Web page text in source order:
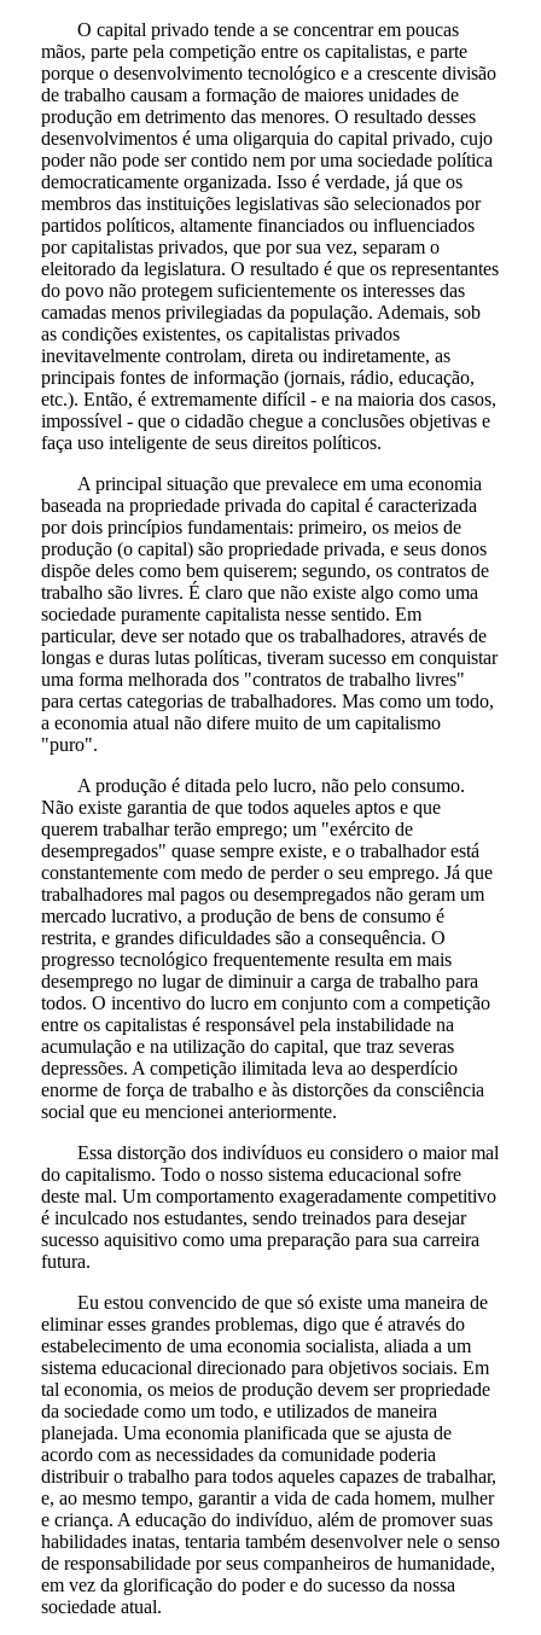
O capital privado tende a se concentrar em poucas
mãos, parte pela competição entre os capitalistas, e parte
porque o desenvolvimento tecnológico e a crescente divisão
de trabalho causam a formação de maiores unidades de
produção em detrimento das menores. O resultado desses
desenvolvimentos é uma oligarquia do capital privado, cujo
poder não pode ser contido nem por uma sociedade política
democraticamente organizada. Isso é verdade, já que os
membros das instituições legislativas são selecionados por
partidos políticos, altamente financiados ou influenciados
por capitalistas privados, que por sua vez, separam o
eleitorado da legislatura. O resultado é que os representantes
do povo não protegem suficientemente os interesses das
camadas menos privilegiadas da população. Ademais, sob
as condições existentes, os capitalistas privados
inevitavelmente controlam, direta ou indiretamente, as
principais fontes de informação (jornais, rádio, educação,
etc.). Então, é extremamente difícil - e na maioria dos casos,
impossível - que o cidadão chegue a conclusões objetivas e
faça uso inteligente de seus direitos políticos.
A principal situação que prevalece em uma economia
baseada na propriedade privada do capital é caracterizada
por dois princípios fundamentais: primeiro, os meios de
produção (o capital) são propriedade privada, e seus donos
dispõe deles como bem quiserem; segundo, os contratos de
trabalho são livres. É claro que não existe algo como uma
sociedade puramente capitalista nesse sentido. Em
particular, deve ser notado que os trabalhadores, através de
longas e duras lutas políticas, tiveram sucesso em conquistar
uma forma melhorada dos "contratos de trabalho livres"
para certas categorias de trabalhadores. Mas como um todo,
a economia atual não difere muito de um capitalismo
"puro".
A produção é ditada pelo lucro, não pelo consumo.
Não existe garantia de que todos aqueles aptos e que
querem trabalhar terão emprego; um "exército de
desempregados" quase sempre existe, e o trabalhador está
constantemente com medo de perder o seu emprego. Já que
trabalhadores mal pagos ou desempregados não geram um
mercado lucrativo, a produção de bens de consumo é
restrita, e grandes dificuldades são a consequência. O
progresso tecnológico frequentemente resulta em mais
desemprego no lugar de diminuir a carga de trabalho para
todos. O incentivo do lucro em conjunto com a competição
entre os capitalistas é responsável pela instabilidade na
acumulação e na utilização do capital, que traz severas
depressões. A competição ilimitada leva ao desperdício
enorme de força de trabalho e às distorções da consciência
social que eu mencionei anteriormente.
Essa distorção dos indivíduos eu considero o maior mal
do capitalismo. Todo o nosso sistema educacional sofre
deste mal. Um comportamento exageradamente competitivo
é inculcado nos estudantes, sendo treinados para desejar
sucesso aquisitivo como uma preparação para sua carreira
futura.
Eu estou convencido de que só existe uma maneira de
eliminar esses grandes problemas, digo que é através do
estabelecimento de uma economia socialista, aliada a um
sistema educacional direcionado para objetivos sociais. Em
tal economia, os meios de produção devem ser propriedade
da sociedade como um todo, e utilizados de maneira
planejada. Uma economia planificada que se ajusta de
acordo com as necessidades da comunidade poderia
distribuir o trabalho para todos aqueles capazes de trabalhar,
e, ao mesmo tempo, garantir a vida de cada homem, mulher
e criança. A educação do indivíduo, além de promover suas
habilidades inatas, tentaria também desenvolver nele o senso
de responsabilidade por seus companheiros de humanidade,
em vez da glorificação do poder e do sucesso da nossa
sociedade atual.